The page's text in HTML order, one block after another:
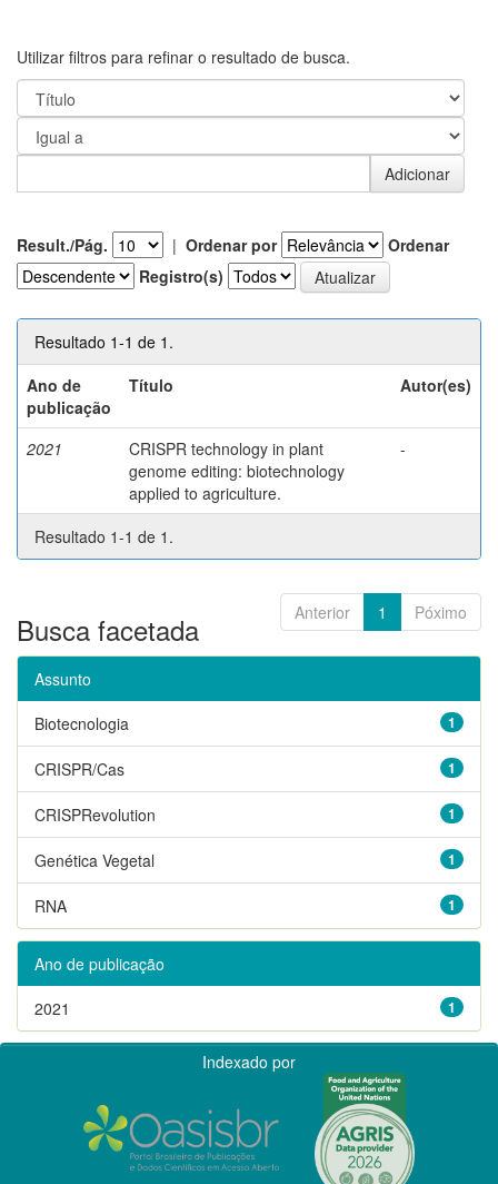
Utilizar filtros para refinar o resultado de busca.
Result./Pág. | Ordenar por
Ordenar
Registro(s)
Resultado 1-1 de 1.
Ano de
publicação
Título Autor(es)
2021
CRISPR technology in plant
genome editing: biotechnology
applied to agriculture.
-
Resultado 1-1 de 1.
Anterior 1 Póximo
Busca facetada
Assunto
1
Biotecnologia
1
CRISPR/Cas
1
CRISPRevolution
1
Genética Vegetal
1
RNA
Ano de publicação
1
2021
Indexado por